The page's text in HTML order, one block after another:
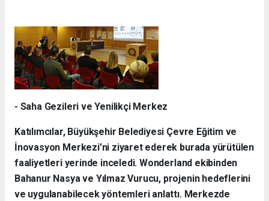
- Saha Gezileri ve Yenilikçi Merkez
Katılımcılar, Büyükşehir Belediyesi Çevre Eğitim ve
İnovasyon Merkezi’ni ziyaret ederek burada yürütülen
faaliyetleri yerinde inceledi. Wonderland ekibinden
Bahanur Nasya ve Yılmaz Vurucu, projenin hedeflerini
ve uygulanabilecek yöntemleri anlattı. Merkezde